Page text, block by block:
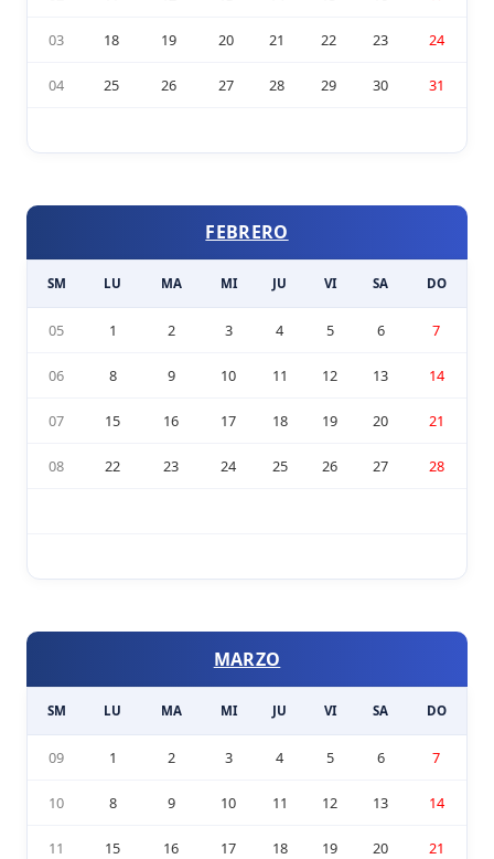
03 18 19 20 21 22 23 24
04 25 26 27 28 29 30 31
FEBRERO
SM LU MA MI JU VI SA DO
05 1 2 3 4 5 6 7
06 8 9 10 11 12 13 14
07 15 16 17 18 19 20 21
08 22 23 24 25 26 27 28
MARZO
SM LU MA MI JU VI SA DO
09 1 2 3 4 5 6 7
10 8 9 10 11 12 13 14
11 15 16 17 18 19 20 21